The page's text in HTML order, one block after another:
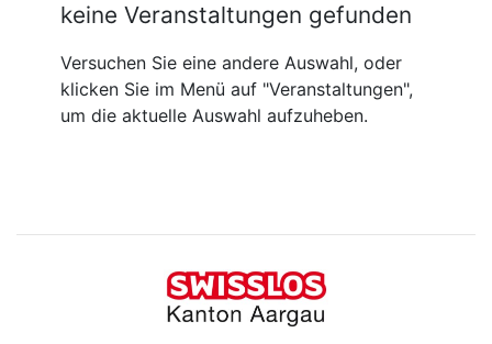
keine Veranstaltungen gefunden
Versuchen Sie eine andere Auswahl, oder
klicken Sie im Menü auf "Veranstaltungen",
um die aktuelle Auswahl aufzuheben.